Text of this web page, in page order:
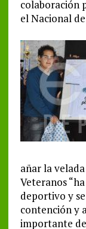
colaboración
el Nacional
añar la
Veteranos
deportivo y
contención y
importante